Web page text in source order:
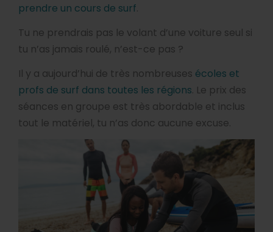
prendre un cours de surf.
Tu ne prendrais pas le volant d’une voiture seul si
tu n’as jamais roulé, n’est-ce pas ?
Il y a aujourd’hui de très nombreuses écoles et
profs de surf dans toutes les régions. Le prix des
séances en groupe est très abordable et inclus
tout le matériel, tu n’as donc aucune excuse.